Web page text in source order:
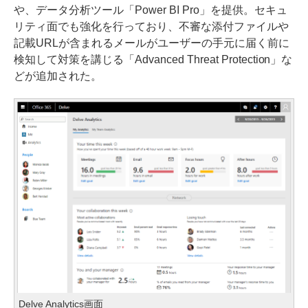
や、データ分析ツール「Power BI Pro」を提供。セキュ
リティ面でも強化を行っており、不審な添付ファイルや
記載URLが含まれるメールがユーザーの手元に届く前に
検知して対策を講じる「Advanced Threat Protection」な
どが追加された。
Delve Analytics画面